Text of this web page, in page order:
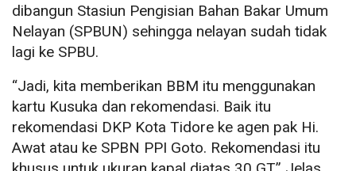
dibangun Stasiun Pengisian Bahan Bakar Umum
Nelayan (SPBUN) sehingga nelayan sudah tidak
lagi ke SPBU.
“Jadi, kita memberikan BBM itu menggunakan
kartu Kusuka dan rekomendasi. Baik itu
rekomendasi DKP Kota Tidore ke agen pak Hi.
Awat atau ke SPBN PPI Goto. Rekomendasi itu